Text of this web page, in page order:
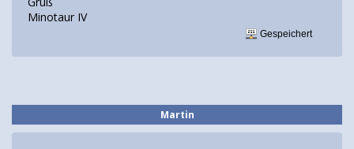
Minotaur IV
Gespeichert
Martin